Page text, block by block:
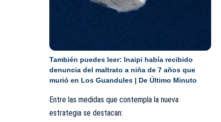
También puedes leer: Inaipi había recibido
denuncia del maltrato a niña de 7 años que
murió en Los Guandules | De Último Minuto
Entre las medidas que contempla la nueva
estrategia se destacan: